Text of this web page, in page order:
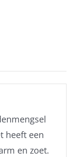
heeft een
en zoet.